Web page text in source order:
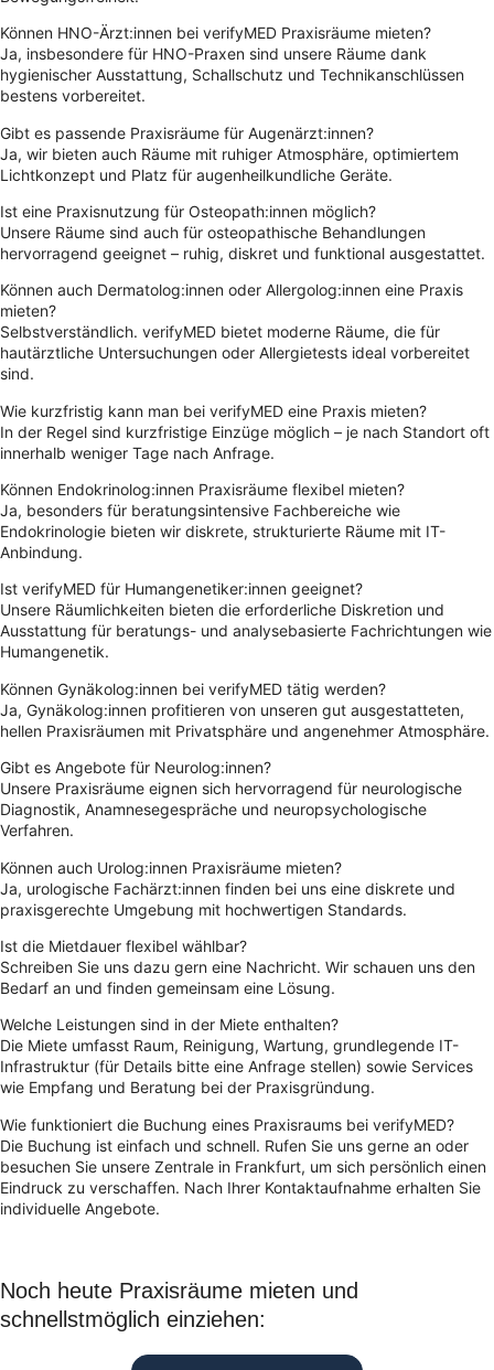
Können HNO-Ärzt:innen bei verifyMED Praxisräume mieten?
Ja, insbesondere für HNO-Praxen sind unsere Räume dank
hygienischer Ausstattung, Schallschutz und Technikanschlüssen
bestens vorbereitet.
Gibt es passende Praxisräume für Augenärzt:innen?
Ja, wir bieten auch Räume mit ruhiger Atmosphäre, optimiertem
Lichtkonzept und Platz für augenheilkundliche Geräte.
Ist eine Praxisnutzung für Osteopath:innen möglich?
Unsere Räume sind auch für osteopathische Behandlungen
hervorragend geeignet – ruhig, diskret und funktional ausgestattet.
Können auch Dermatolog:innen oder Allergolog:innen eine Praxis
mieten?
Selbstverständlich. verifyMED bietet moderne Räume, die für
hautärztliche Untersuchungen oder Allergietests ideal vorbereitet
sind.
Wie kurzfristig kann man bei verifyMED eine Praxis mieten?
In der Regel sind kurzfristige Einzüge möglich – je nach Standort oft
innerhalb weniger Tage nach Anfrage.
Können Endokrinolog:innen Praxisräume flexibel mieten?
Ja, besonders für beratungsintensive Fachbereiche wie
Endokrinologie bieten wir diskrete, strukturierte Räume mit IT-
Anbindung.
Ist verifyMED für Humangenetiker:innen geeignet?
Unsere Räumlichkeiten bieten die erforderliche Diskretion und
Ausstattung für beratungs- und analysebasierte Fachrichtungen wie
Humangenetik.
Können Gynäkolog:innen bei verifyMED tätig werden?
Ja, Gynäkolog:innen profitieren von unseren gut ausgestatteten,
hellen Praxisräumen mit Privatsphäre und angenehmer Atmosphäre.
Gibt es Angebote für Neurolog:innen?
Unsere Praxisräume eignen sich hervorragend für neurologische
Diagnostik, Anamnesegespräche und neuropsychologische
Verfahren.
Können auch Urolog:innen Praxisräume mieten?
Ja, urologische Fachärzt:innen finden bei uns eine diskrete und
praxisgerechte Umgebung mit hochwertigen Standards.
Ist die Mietdauer flexibel wählbar?
Schreiben Sie uns dazu gern eine Nachricht. Wir schauen uns den
Bedarf an und finden gemeinsam eine Lösung.
Welche Leistungen sind in der Miete enthalten?
Die Miete umfasst Raum, Reinigung, Wartung, grundlegende IT-
Infrastruktur (für Details bitte eine Anfrage stellen) sowie Services
wie Empfang und Beratung bei der Praxisgründung.
Wie funktioniert die Buchung eines Praxisraums bei verifyMED?
Die Buchung ist einfach und schnell. Rufen Sie uns gerne an oder
besuchen Sie unsere Zentrale in Frankfurt, um sich persönlich einen
Eindruck zu verschaffen. Nach Ihrer Kontaktaufnahme erhalten Sie
individuelle Angebote.
Noch heute Praxisräume mieten und
schnellstmöglich einziehen: